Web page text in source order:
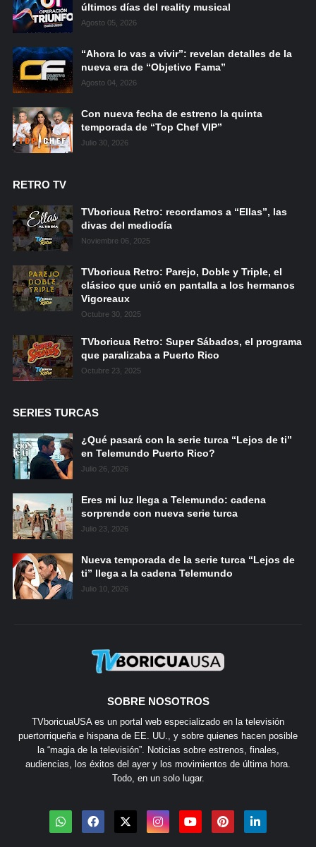
últimos días del reality musical
Agosto 05, 2026
“Ahora lo vas a vivir”: revelan detalles de la
nueva era de “Objetivo Fama”
Agosto 04, 2026
Con nueva fecha de estreno la quinta
temporada de “Top Chef VIP”
Julio 30, 2026
RETRO TV
TVboricua Retro: recordamos a “Ellas”, las
divas del mediodía
Noviembre 06, 2025
TVboricua Retro: Parejo, Doble y Triple, el
clásico que unió en pantalla a los hermanos
Vigoreaux
Octubre 30, 2025
TVboricua Retro: Super Sábados, el programa
que paralizaba a Puerto Rico
Octubre 23, 2025
SERIES TURCAS
¿Qué pasará con la serie turca “Lejos de ti”
en Telemundo Puerto Rico?
Julio 26, 2026
Eres mi luz llega a Telemundo: cadena
sorprende con nueva serie turca
Julio 23, 2026
Nueva temporada de la serie turca “Lejos de
ti” llega a la cadena Telemundo
Julio 10, 2026
SOBRE NOSOTROS
TVboricuaUSA es un portal web especializado en la televisión
puertorriqueña e hispana de EE. UU., y sobre quienes hacen posible
la “magia de la televisión”. Noticias sobre estrenos, finales,
audiencias, los éxitos del ayer y los movimientos de última hora.
Todo, en un solo lugar.